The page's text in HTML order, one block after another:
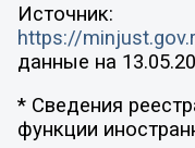
Источник:
https://
данные на
* Сведения
функции